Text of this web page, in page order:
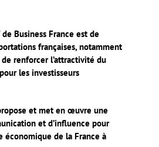
de Business France est de
françaises, notamment
renforcer l’attractivité du
les investisseurs
et met en œuvre une
et d’influence pour
économique de la France à